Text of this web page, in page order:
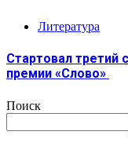
Литература
Стартовал третий
премии «Слово»
Поиск